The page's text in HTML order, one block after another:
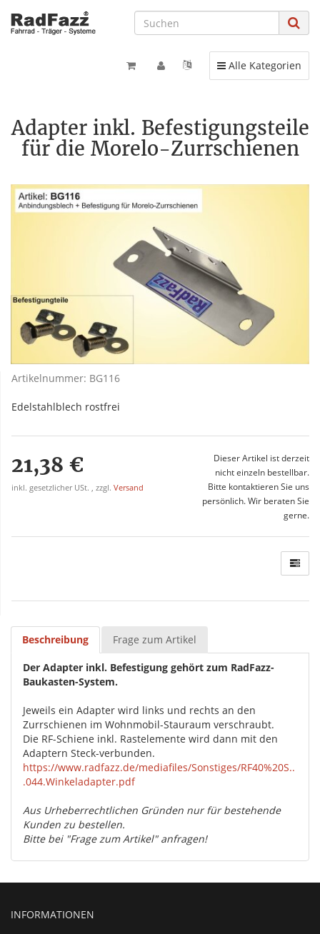
Toggle navigation
Alle Kategorien
Adapter inkl. Befestigungsteile
für die Morelo-Zurrschienen
Artikelnummer: BG116
Edelstahlblech rostfrei
21,38 €
inkl. gesetzlicher USt. , zzgl. Versand
Dieser Artikel ist derzeit
nicht einzeln bestellbar.
Bitte kontaktieren Sie uns
persönlich. Wir beraten Sie
gerne.
Beschreibung Frage zum Artikel
Der Adapter inkl. Befestigung gehört zum RadFazz-
Baukasten-System.
Jeweils ein Adapter wird links und rechts an den
Zurrschienen im Wohnmobil-Stauraum verschraubt.
Die RF-Schiene inkl. Rastelemente wird dann mit den
Adaptern Steck-verbunden.
https://www.radfazz.de/mediafiles/Sonstiges/RF40%20S..
.044.Winkeladapter.pdf
Aus Urheberrechtlichen Gründen nur für bestehende
Kunden zu bestellen.
Bitte bei "Frage zum Artikel" anfragen!
INFORMATIONEN